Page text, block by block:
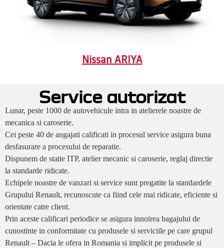
Nissan ARIYA
Service autorizat
Lunar, peste 1000 de autovehicule intra in atelierele noastre de
mecanica si caroserie.
Cei peste 40 de angajati calificati in procesul service asigura buna
desfasurare a procesului de reparatie.
Dispunem de statie ITP, atelier mecanic si caroserie, reglaj directie
la standarde ridicate.
Echipele noastre de vanzari si service sunt pregatite la standardele
Grupului Renault, recunoscute ca fiind cele mai ridicate, eficiente si
orientate catre client.
Prin aceste calificari periodice se asigura innoirea bagajului de
cunostinte in conformitate cu produsele si serviciile pe care grupul
Renault – Dacia le ofera in Romania si implicit pe produsele si